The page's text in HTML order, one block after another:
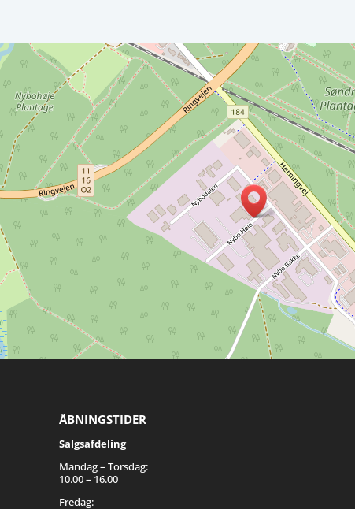
ÅBNINGSTIDER
Salgsafdeling
Mandag – Torsdag:
10.00 – 16.00
Fredag: